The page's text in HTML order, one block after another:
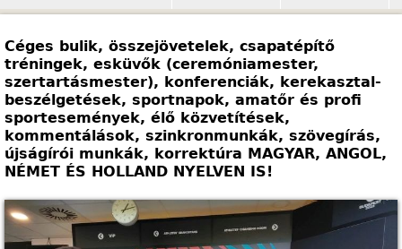
n
Céges bulik, összejövetelek, csapatépítő
tréningek, esküvők (ceremóniamester,
szertartásmester), konferenciák, kerekasztal-
beszélgetések, sportnapok, amatőr és profi
sportesemények, élő közvetítések,
kommentálások, szinkronmunkák, szövegírás,
újságírói munkák, korrektúra MAGYAR, ANGOL,
NÉMET ÉS HOLLAND NYELVEN IS!